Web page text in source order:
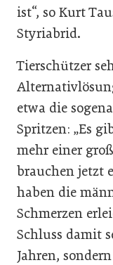
ist“, so Kurt
Styriabrid.
Tierschützer
etwa die
Spritzen: „Es
mehr einer
brauchen jetzt
haben die
Schmerzen
Schluss damit
Jahren,